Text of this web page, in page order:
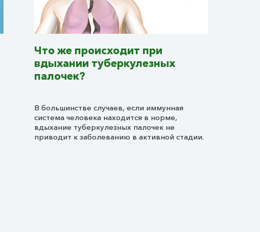
Что же происходит при
вдыхании туберкулезных
палочек?
В большинстве случаев, если иммунная
система человека находится в норме,
вдыхание туберкулезных палочек не
приводит к заболеванию в активной стадии.